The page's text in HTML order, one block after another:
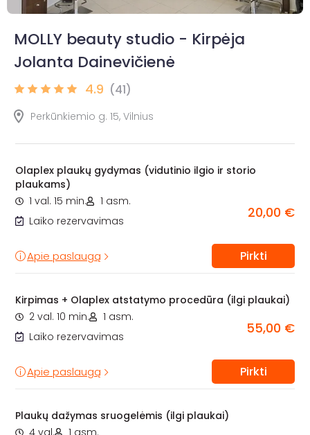
MOLLY beauty studio - Kirpėja
Jolanta Dainevičienė
4.9 (41)
Perkūnkiemio g. 15, Vilnius
Olaplex plaukų gydymas (vidutinio ilgio ir storio
plaukams)
1 val. 15 min.
1 asm.
Laiko rezervavimas
20,00 €
Apie paslaugą Pirkti
Kirpimas + Olaplex atstatymo procedūra (ilgi plaukai)
2 val. 10 min.
1 asm.
Laiko rezervavimas
55,00 €
Apie paslaugą Pirkti
Plaukų dažymas sruogelėmis (ilgi plaukai)
4 val.
1 asm.